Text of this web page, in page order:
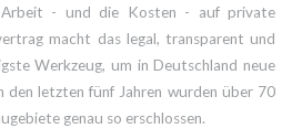
- und die Kosten - auf private
macht das legal, transparent und
Werkzeug, um in Deutschland neue
den letzten fünf Jahren wurden über 70
genau so erschlossen.